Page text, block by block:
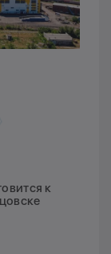
к